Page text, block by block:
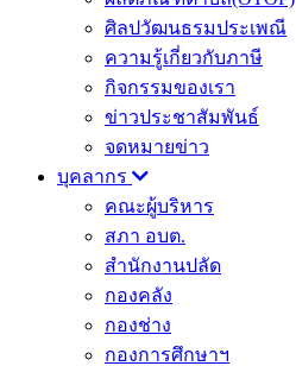
ศิลปวัฒนธรมประเพณี
ความรู้เกี่ยวกับภาษี
กิจกรรมของเรา
ข่าวประชาสัมพันธ์
จดหมายข่าว
บุคลากร
คณะผู้บริหาร
สภา อบต.
สำนักงานปลัด
กองคลัง
กองช่าง
กองการศึกษาฯ